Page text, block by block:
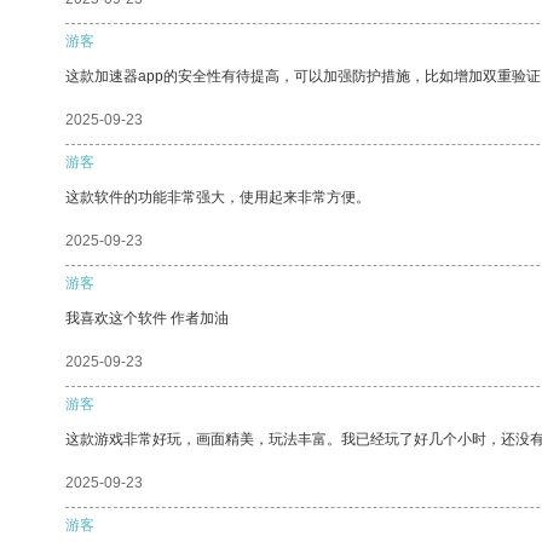
游客
这款加速器app的安全性有待提高，可以加强防护措施，比如增加双重验证
2025-09-23
游客
这款软件的功能非常强大，使用起来非常方便。
2025-09-23
游客
我喜欢这个软件 作者加油
2025-09-23
游客
这款游戏非常好玩，画面精美，玩法丰富。我已经玩了好几个小时，还没有
2025-09-23
游客